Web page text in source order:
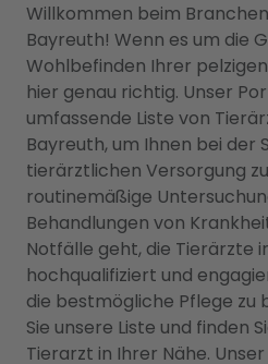
Willkommen beim
Bayreuth! Wenn es um die
Wohlbefinden Ihrer
hier genau richtig. Unser
umfassende Liste von
Bayreuth, um Ihnen bei der
tierärztlichen Versorgung
routinemäßige
Behandlungen von
Notfälle geht, die Tierärzte
hochqualifiziert und
die bestmögliche Pflege zu
Sie unsere Liste und finden
Tierarzt in Ihrer Nähe.